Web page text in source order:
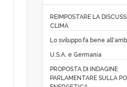
REIMPOSTARE LA
CLIMA
Lo sviluppo fa bene
U.S.A. e Germania
PROPOSTA DI INDAGINE
PARLAMENTARE SULLA